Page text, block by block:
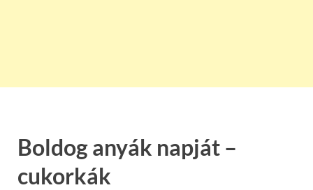
Boldog anyák napját –
cukorkák